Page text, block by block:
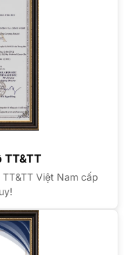
TT&TT
Việt Nam cấp